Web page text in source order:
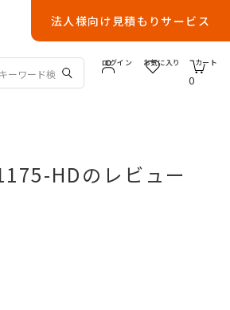
法人様向け見積もりサービス
ログイン お気に入り
0
カート
HDのレビュー